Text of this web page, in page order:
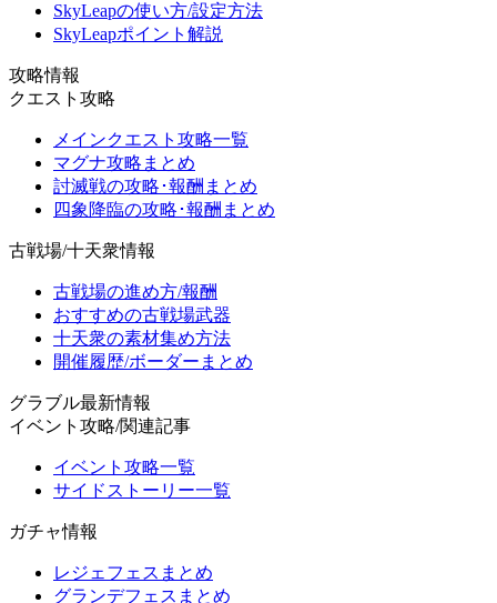
SkyLeapの使い方/設定方法
SkyLeapポイント解説
攻略情報
クエスト攻略
メインクエスト攻略一覧
マグナ攻略まとめ
討滅戦の攻略･報酬まとめ
四象降臨の攻略･報酬まとめ
古戦場/十天衆情報
古戦場の進め方/報酬
おすすめの古戦場武器
十天衆の素材集め方法
開催履歴/ボーダーまとめ
グラブル最新情報
イベント攻略/関連記事
イベント攻略一覧
サイドストーリー一覧
ガチャ情報
レジェフェスまとめ
グランデフェスまとめ